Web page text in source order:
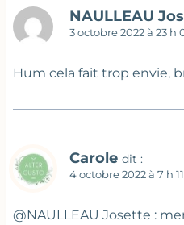
NAULLEAU
3 octobre 2022 à 23 h
Hum cela fait trop envie,
Carole dit :
4 octobre 2022 à 7 h
@NAULLEAU Josette :